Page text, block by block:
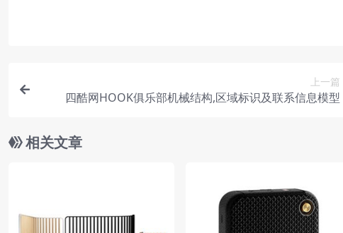
上一篇
四酷网HOOK俱乐部机械结构,区域标识及联系信息模型
相关文章